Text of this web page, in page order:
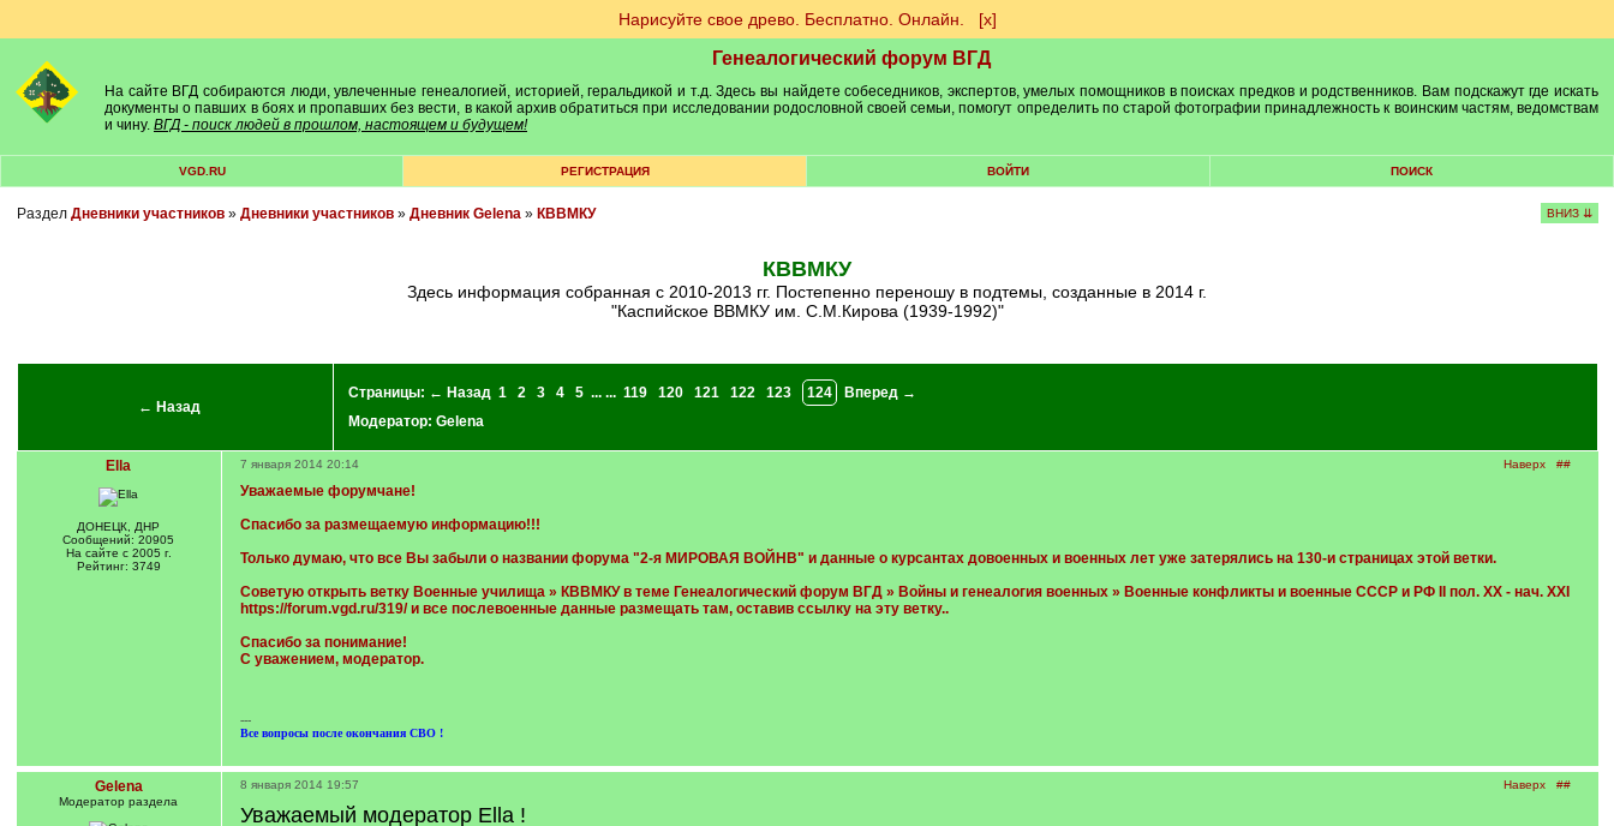
Нарисуйте свое древо. Бесплатно. Онлайн. [х]
Генеалогический форум ВГД
На сайте ВГД собираются люди, увлеченные генеалогией, историей, геральдикой и т.д. Здесь вы найдете собеседников, экспертов, умелых помощников в поисках предков и родственников. Вам подскажут где искать
документы о павших в боях и пропавших без вести, в какой архив обратиться при исследовании родословной своей семьи, помогут определить по старой фотографии принадлежность к воинским частям, ведомствам
и чину. ВГД - поиск людей в прошлом, настоящем и будущем!
VGD.RU РЕГИСТРАЦИЯ ВОЙТИ ПОИСК
Раздел Дневники участников» Дневники участников» Дневник Gelena» КВВМКУ ВНИЗ ⇊
КВВМКУ
Здесь информация собранная с 2010-2013 гг. Постепенно переношу в подтемы, созданные в 2014 г.
"Каспийское ВВМКУ им. С.М.Кирова (1939-1992)"
← Назад
Страницы: ← Назад 1 2 3 4 5 ... ... 119 120 121 122 123 124
Вперед →
Модератор: Gelena
Ella
ДОНЕЦК, ДНР
Сообщений: 20905
На сайте с 2005 г.
Рейтинг: 3749
Наверх ##
7 января 2014 20:14
Уважаемые форумчане!
Спасибо за размещаемую информацию!!!
Только думаю, что все Вы забыли о названии форума "2-я МИРОВАЯ ВОЙНВ" и данные о курсантах довоенных и военных лет уже затерялись на 130-и страницах этой ветки.
Советую открыть ветку Военные училища » КВВМКУ в теме Генеалогический форум ВГД » Войны и генеалогия военных » Военные конфликты и военные СССР и РФ II пол. XX - нач. XXI
https://forum.vgd.ru/319/и все послевоенные данные размещать там, оставив ссылку на эту ветку..
Спасибо за понимание!
С уважением, модератор.
---
Все вопросы после окончания СВО !
Gelena
Модератор раздела
Наверх ##
8 января 2014 19:57
Уважаемый модератор Ella !